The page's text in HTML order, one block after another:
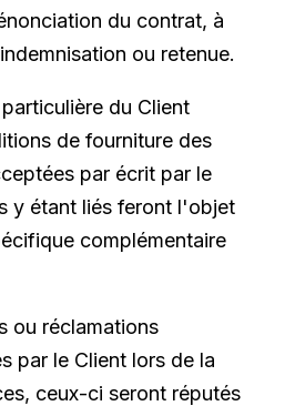
du contrat, à
ou retenue.
du Client
de fourniture des
par écrit par le
y étant liés feront l'objet
complémentaire
ou réclamations
par le Client lors de la
ceux-ci seront réputés